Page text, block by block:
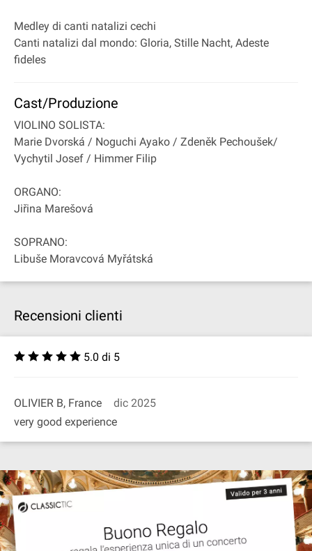
Medley di canti natalizi cechi
Canti natalizi dal mondo: Gloria, Stille Nacht, Adeste
fideles
Cast/Produzione
VIOLINO SOLISTA:
Marie Dvorská / Noguchi Ayako / Zdeněk Pechoušek/
Vychytil Josef / Himmer Filip
ORGANO:
Jiřina Marešová
SOPRANO:
Libuše Moravcová Myřátská
Recensioni clienti
5.0 di 5
OLIVIER B, France
dic 2025
very good experience